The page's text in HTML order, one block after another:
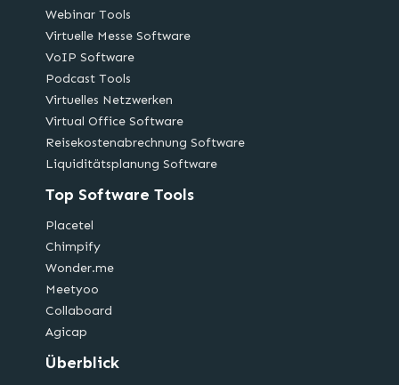
Webinar Tools
Virtuelle Messe Software
VoIP Software
Podcast Tools
Virtuelles Netzwerken
Virtual Office Software
Reisekostenabrechnung Software
Liquiditätsplanung Software
Top Software Tools
Placetel
Chimpify
Wonder.me
Meetyoo
Collaboard
Agicap
Überblick